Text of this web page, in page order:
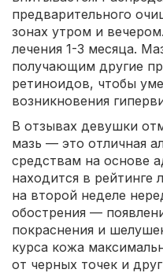
предварительного
зонах утром и
лечения 1-3 месяца.
получающим другие
ретиноидов, чтобы
возникновения
В отзывах девушки
мазь — это отличная
средствам на основе
находится в рейтинге
на второй неделе
обострения —
покраснения и
курса кожа
от черных точек и